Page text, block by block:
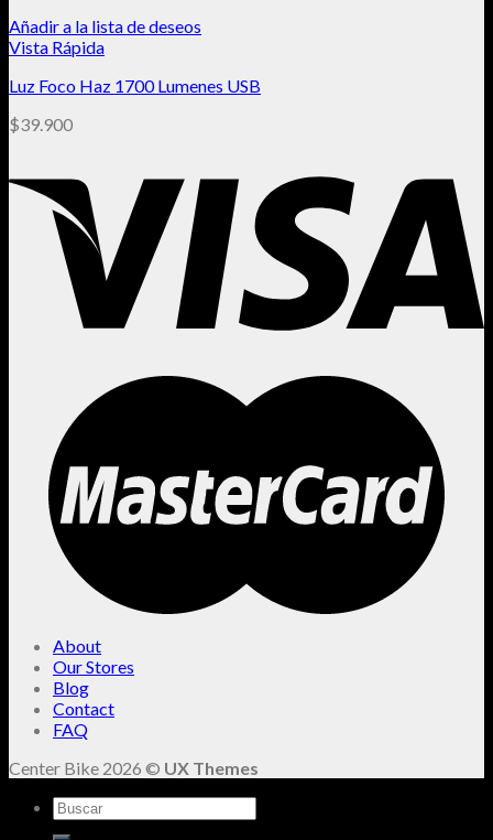
Añadir a la lista de deseos
Vista Rápida
Luz Foco Haz 1700 Lumenes USB
$39.900
About
Our Stores
Blog
Contact
FAQ
Center Bike 2026 © UX Themes
Buscar
por: